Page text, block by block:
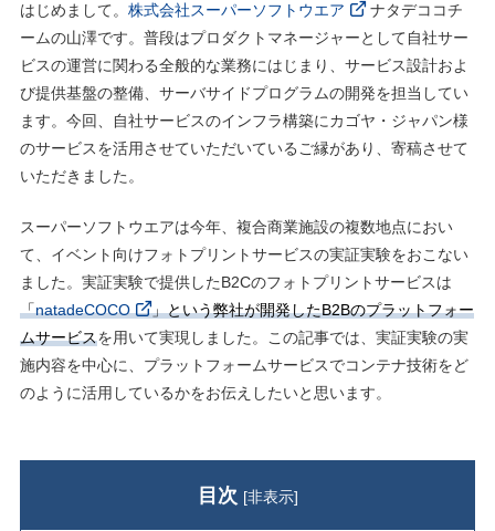
はじめまして。 株式会社スーパーソフトウエア
ナタデココチ
ームの⼭澤です。普段はプロダクトマネージャーとして⾃社サー
ビスの運営に関わる全般的な業務にはじまり、サービス設計およ
び提供基盤の整備、サーバサイドプログラムの開発を担当してい
ます。今回、⾃社サービスのインフラ構築にカゴヤ・ジャパン様
のサービスを活⽤させていただいているご縁があり、寄稿させて
いただきました。
スーパーソフトウエアは今年、複合商業施設の複数地点におい
て、イベント向けフォトプリントサービスの実証実験をおこない
ました。実証実験で提供したB2Cのフォトプリントサービスは
「natadeCOCO
」という弊社が開発したB2Bのプラットフォー
ムサービスを⽤いて実現しました。この記事では、実証実験の実
施内容を中⼼に、プラットフォームサービスでコンテナ技術をど
のように活⽤しているかをお伝えしたいと思います。
目次 [非表示]